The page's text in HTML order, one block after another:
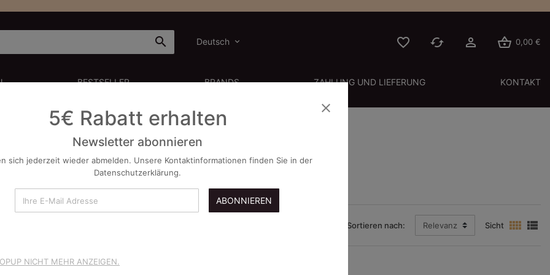
 Deutsch     0,00 €
BESTSELLER BRANDS ZAHLUNG UND LIEFERUNG KONTAKT
Produkte nach Marke TEAOLOGY
Sortieren nach: Relevanz Sicht  
close
5€ Rabatt erhalten
Newsletter abonnieren
sich jederzeit wieder abmelden. Unsere Kontaktinformationen finden Sie in der
Datenschutzerklärung.
ABONNIEREN
NICHT MEHR ANZEIGEN.